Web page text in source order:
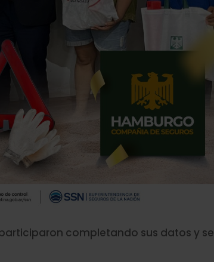
completando sus datos y se